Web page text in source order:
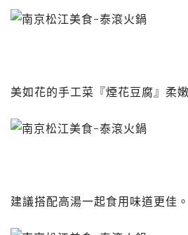
美如花的手工菜『煙花豆腐』柔
建議搭配高湯一起食用味道更佳。